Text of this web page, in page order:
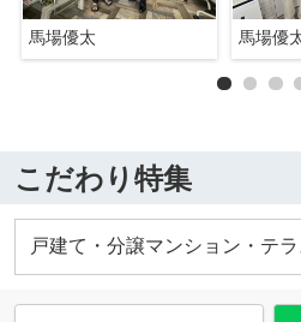
馬場優太 馬場優
こだわり特集
戸建て・分譲マンション・テ